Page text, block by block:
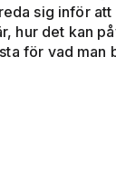
sig inför
hur det kan
för vad man